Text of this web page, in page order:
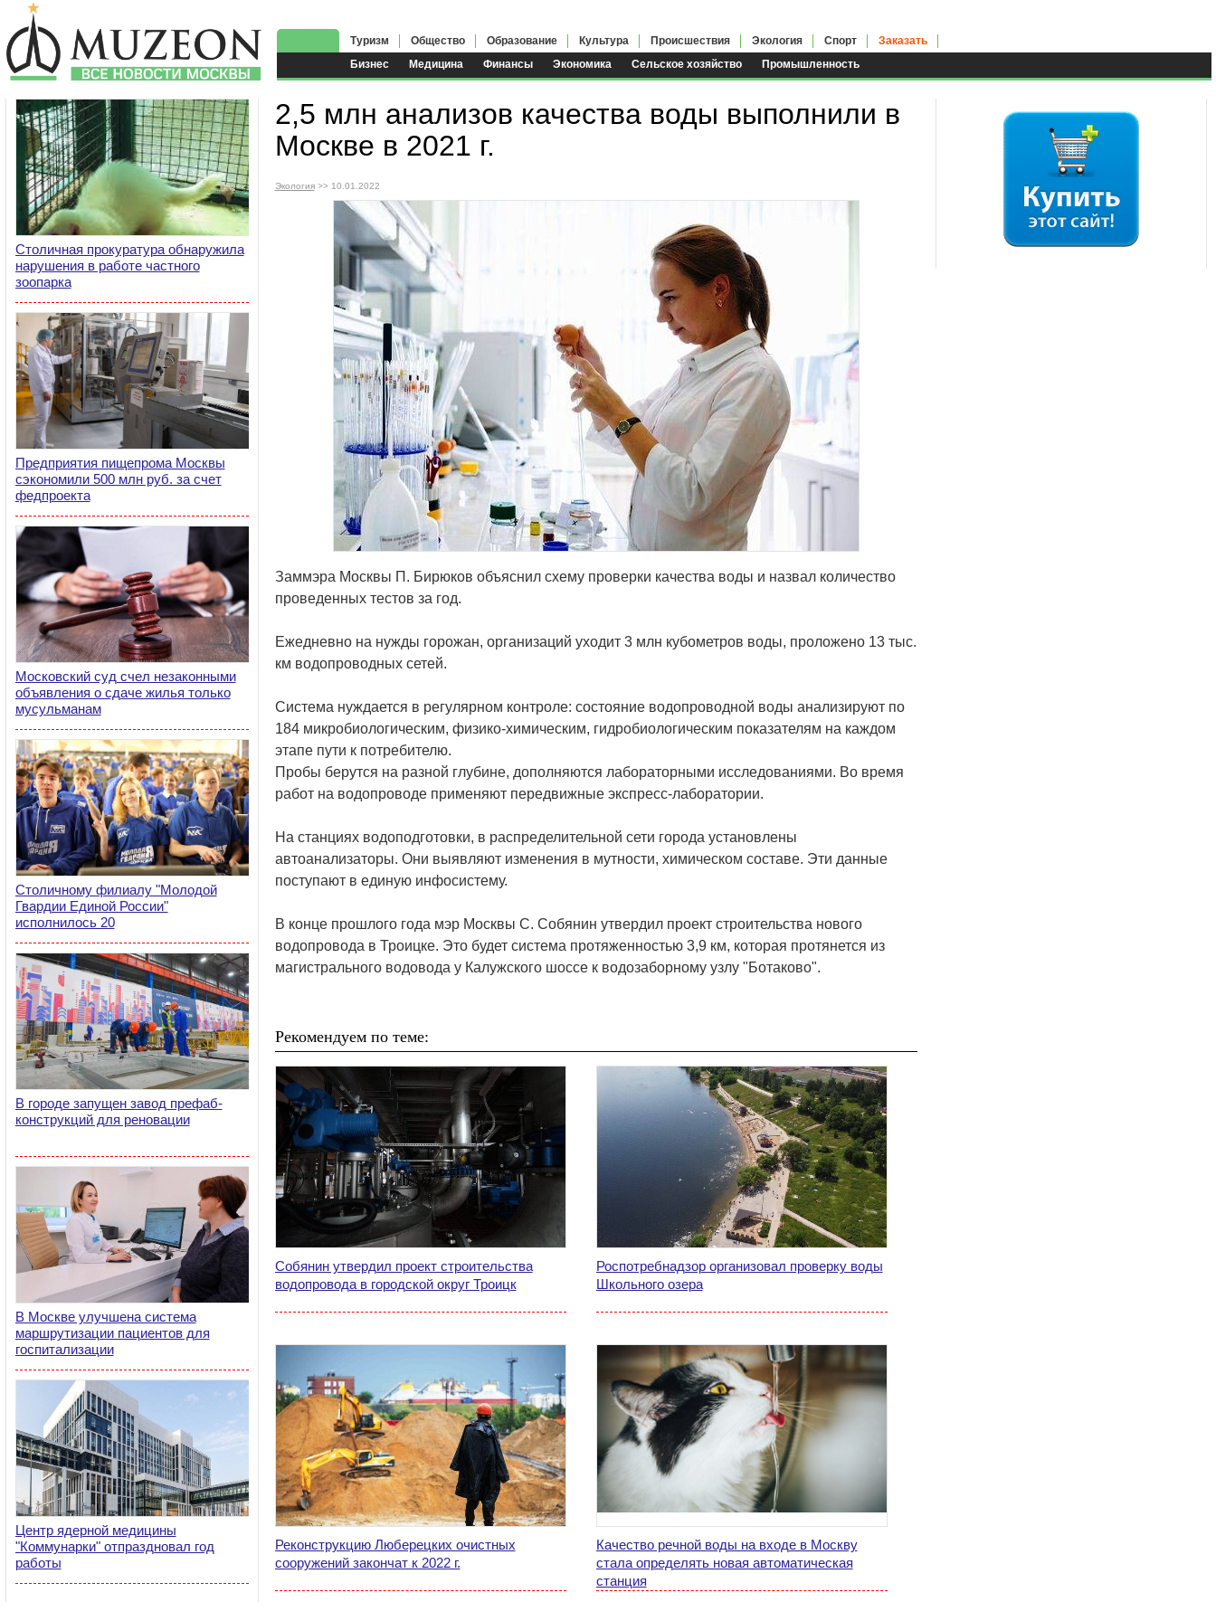
Бизнес Медицина Финансы Экономика Сельское хозяйство Промышленность
Туризм Общество Образование Культура Происшествия Экология Спорт Заказать
Столичная прокуратура обнаружила
нарушения в работе частного
зоопарка
Предприятия пищепрома Москвы
сэкономили 500 млн руб. за счет
федпроекта
Московский суд счел незаконными
объявления о сдаче жилья только
мусульманам
Столичному филиалу "Молодой
Гвардии Единой России"
исполнилось 20
В городе запущен завод префаб-
конструкций для реновации
В Москве улучшена система
маршрутизации пациентов для
госпитализации
Центр ядерной медицины
"Коммунарки" отпраздновал год
работы
2,5 млн анализов качества воды выполнили в
Москве в 2021 г.
Экология>> 10.01.2022
Заммэра Москвы П. Бирюков объяснил схему проверки качества воды и назвал количество
проведенных тестов за год.
Ежедневно на нужды горожан, организаций уходит 3 млн кубометров воды, проложено 13 тыс.
км водопроводных сетей.
Система нуждается в регулярном контроле: состояние водопроводной воды анализируют по
184 микробиологическим, физико-химическим, гидробиологическим показателям на каждом
этапе пути к потребителю.
Пробы берутся на разной глубине, дополняются лабораторными исследованиями. Во время
работ на водопроводе применяют передвижные экспресс-лаборатории.
На станциях водоподготовки, в распределительной сети города установлены
автоанализаторы. Они выявляют изменения в мутности, химическом составе. Эти данные
поступают в единую инфосистему.
В конце прошлого года мэр Москвы С. Собянин утвердил проект строительства нового
водопровода в Троицке. Это будет система протяженностью 3,9 км, которая протянется из
магистрального водовода у Калужского шоссе к водозаборному узлу "Ботаково".
Рекомендуем по теме:
Собянин утвердил проект строительства
водопровода в городской округ Троицк
Роспотребнадзор организовал проверку воды
Школьного озера
Реконструкцию Люберецких очистных
сооружений закончат к 2022 г.
Качество речной воды на входе в Москву
стала определять новая автоматическая
станция